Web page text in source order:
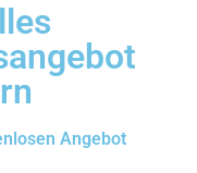
Angebot